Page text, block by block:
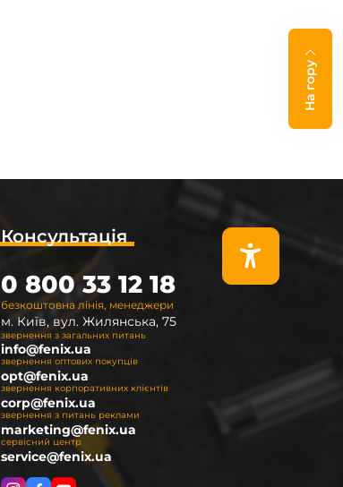
На гору
Консультація
безкоштовна лінія, менеджери
0 800 33 12 18
м. Київ, вул. Жилянська, 75
звернення з загальних питань
info@fenix.ua
звернення оптових покупців
opt@fenix.ua
звернення корпоративних клієнтів
corp@fenix.ua
звернення з питань реклами
marketing@fenix.ua
сервісний центр
service@fenix.ua